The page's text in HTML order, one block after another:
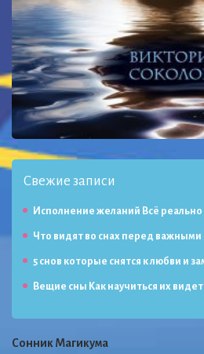
Свежие записи
Исполнение желаний Всё реально
Что видят во снах перед
5 снов которые снятся к любви и
Вещие сны Как научиться их
Сонник Магикума